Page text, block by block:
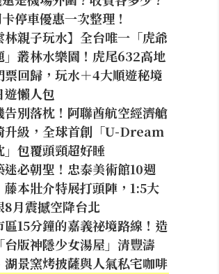
停車優惠一次整理！
林親子玩水】全台唯一「虎爺
」叢林水樂園！虎尾632高地
票回歸，玩水＋4大順遊秘境
遊懶人包
告別落枕！阿聯酋航空經濟艙
升級，全球首創「U-Dream
」包覆頭頸超好睡
迷必朝聖！忠泰美術館10週
藤本壯介特展打頭陣，1:5大
8月震撼空降台北
區15分鐘的嘉義祕境路線！造
台版神隱少女湯屋」清豐濤
湖景窯烤披薩與人氣私宅咖啡